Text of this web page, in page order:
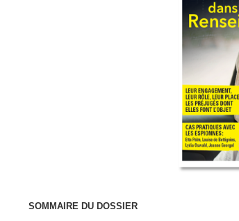
SOMMAIRE DU DOSSIER